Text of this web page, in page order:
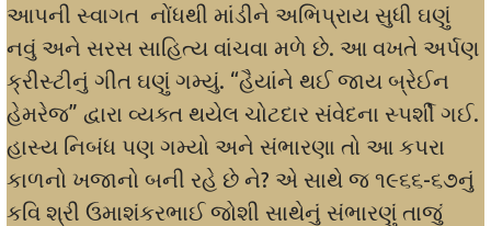
આપની સ્વાગત નોંધથી માંડીને અભિપ્રાય સુધી ઘણું
નવું અને સરસ સાહિત્ય વાંચવા મળે છે. આ વખતે અર્પણ
ક્રીસ્ટીનું ગીત ઘણું ગમ્યું. “હૈયાંને થઈ જાય બ્રેઈન
હેમરેજ” દ્વારા વ્યક્ત થયેલ ચોટદાર સંવેદના સ્પર્શી ગઈ.
હાસ્ય નિબંધ પણ ગમ્યો અને સંભારણા તો આ કપરા
કાળનો ખજાનો બની રહે છે ને? એ સાથે જ ૧૯૬૬-૬૭નું
કવિ શ્રી ઉમાશંકરભાઈ જોશી સાથેનું સંભારણું તાજું